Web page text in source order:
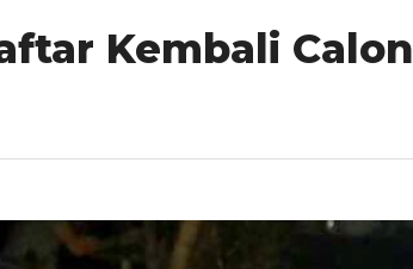
Kembali Calon